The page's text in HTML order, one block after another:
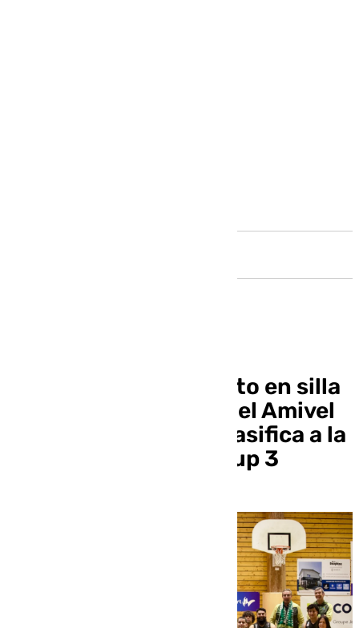
Historia del baloncesto en silla
de ruedas de Málaga: el Amivel
Reyes Gutiérrez se clasifica a la
fase final de la Eurocup 3